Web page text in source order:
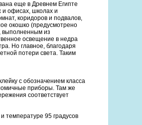
еще в Древнем Египте
и офисах, школах и
коридоров и подвалов,
окошко (предусмотрено
выполненным из
освещение в недра
Но главное, благодаря
потери света. Таким
с обозначением класса
приборы. Там же
соответствует
температуре 95 градусов